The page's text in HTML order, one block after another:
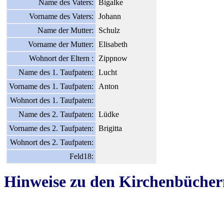
Name des Vaters:
Bigalke
Vorname des Vaters:
Johann
Name der Mutter:
Schulz
Vorname der Mutter:
Elisabeth
Wohnort der Eltern :
Zippnow
Name des 1. Taufpaten:
Lucht
Vorname des 1. Taufpaten:
Anton
Wohnort des 1. Taufpaten:
Name des 2. Taufpaten:
Lüdke
Vorname des 2. Taufpaten:
Brigitta
Wohnort des 2. Taufpaten:
Feld18:
Hinweise zu den